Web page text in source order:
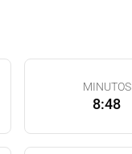
MINUTOS
8:48